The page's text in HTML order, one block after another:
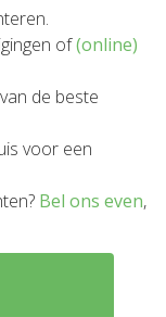
of(online)
de beste
voor een
Bel ons even,